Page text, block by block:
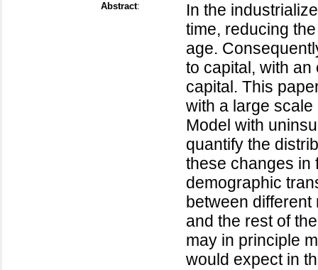
Abstract:
In the
time, reducing
age.
to capital, with
capital. This
with a large
Model with
quantify the
these changes in
demographic
between different
and the rest of
may in principle
would expect in